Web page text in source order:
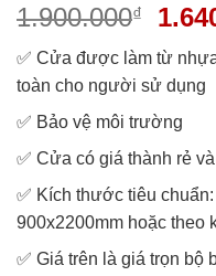
1.900.000₫
Giá
gốc
là:
✅ Cửa được làm từ
toàn cho người sử dụng
✅ Bảo vệ môi trường
✅ Cửa có giá thành rẻ
✅ Kích thước tiêu
900x2200mm hoặc theo
✅ Giá trên là giá trọn bộ